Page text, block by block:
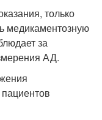
только
медикаментозную
за
АД.